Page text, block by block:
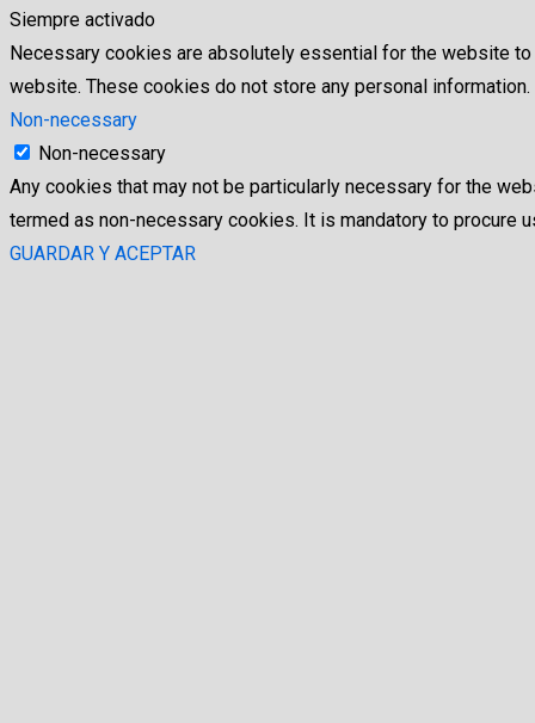
Siempre activado
Necessary cookies are absolutely essential for the website
website. These cookies do not store any personal information.
Non-necessary
Non-necessary
Any cookies that may not be particularly necessary for the
termed as non-necessary cookies. It is mandatory to procure
GUARDAR Y ACEPTAR